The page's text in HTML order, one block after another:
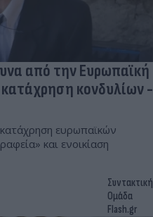
από την Ευρωπαϊκή
κονδυλίων -
ευρωπαϊκών
και ενοικίαση
Συντακτική
Ομάδα
Flash.gr